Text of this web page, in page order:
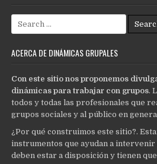
Search
for:
ACERCA DE DINÁMICAS GRUPALES
Con este sitio nos proponemos
dinámicas para trabajar con grupos.
todos y todas las profesionales que
grupos sociales y al público en
¿Por qué construimos este sitio?.
instrumentos que ayudan a intervenir
deben estar a disposición y tienen